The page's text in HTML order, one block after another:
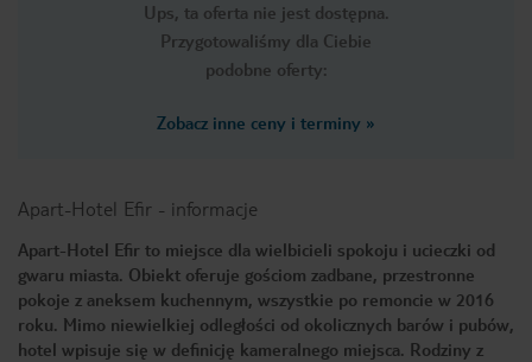
Ups, ta oferta nie jest dostępna.
Przygotowaliśmy dla Ciebie
podobne oferty:
Zobacz inne ceny i terminy »
Apart-Hotel Efir - informacje
Apart-Hotel Efir to miejsce dla wielbicieli spokoju i ucieczki od
gwaru miasta. Obiekt oferuje gościom zadbane, przestronne
pokoje z aneksem kuchennym, wszystkie po remoncie w 2016
roku. Mimo niewielkiej odległości od okolicznych barów i pubów,
hotel wpisuje się w definicję kameralnego miejsca. Rodziny z